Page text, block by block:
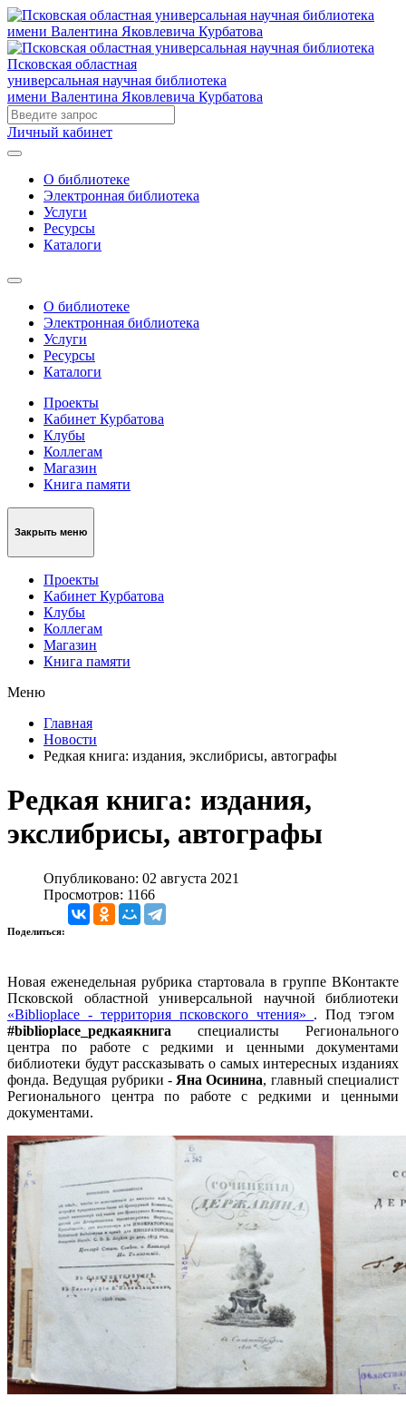
Псковская областная
универсальная научная библиотека
имени Валентина Яковлевича Курбатова
Личный кабинет
О библиотеке
Электронная библиотека
Услуги
Ресурсы
Каталоги
О библиотеке
Электронная библиотека
Услуги
Ресурсы
Каталоги
Проекты
Кабинет Курбатова
Клубы
Коллегам
Магазин
Книга памяти
Закрыть меню
Проекты
Кабинет Курбатова
Клубы
Коллегам
Магазин
Книга памяти
Меню
Главная
Новости
Редкая книга: издания, экслибрисы, автографы
Редкая книга: издания,
экслибрисы, автографы
Опубликовано: 02 августа 2021
Просмотров: 1166
Поделиться:
Новая еженедельная рубрика стартовала в группе ВКонтакте
Псковской областной универсальной научной библиотеки
«Biblioplace - территория псковского чтения» . Под тэгом
#biblioplace_редкаякнига специалисты Регионального
центра по работе с редкими и ценными документами
библиотеки будут рассказывать о самых интересных изданиях
фонда. Ведущая рубрики - Яна Осинина, главный специалист
Регионального центра по работе с редкими и ценными
документами.